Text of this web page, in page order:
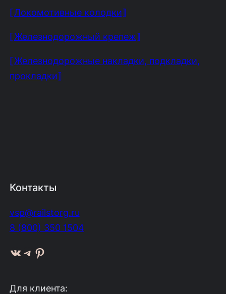
⟦Локомотивные колодки⟧
⟦Железнодорожный крепеж⟧
⟦Железнодорожные накладки, подкладки,
прокладки⟧
Контакты
vsp@railstorg.ru
8 (800) 350 1504
ВКонтакте Telegram Pinterest
Для клиента: